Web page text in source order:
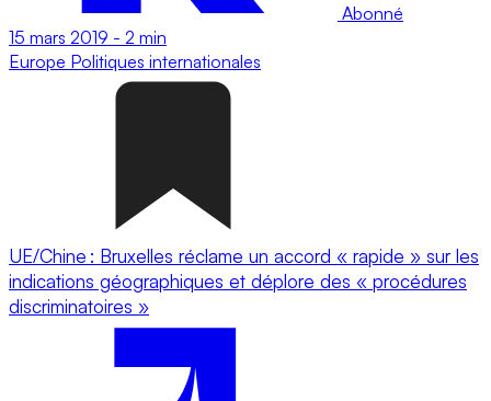
Abonné
15 mars 2019 - 2 min
Europe Politiques internationales
UE/Chine : Bruxelles réclame un accord « rapide » sur les
indications géographiques et déplore des « procédures
discriminatoires »